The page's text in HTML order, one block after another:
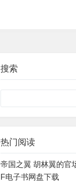
搜索
热门阅读
帝国之翼 胡林翼的官
F电子书网盘下载